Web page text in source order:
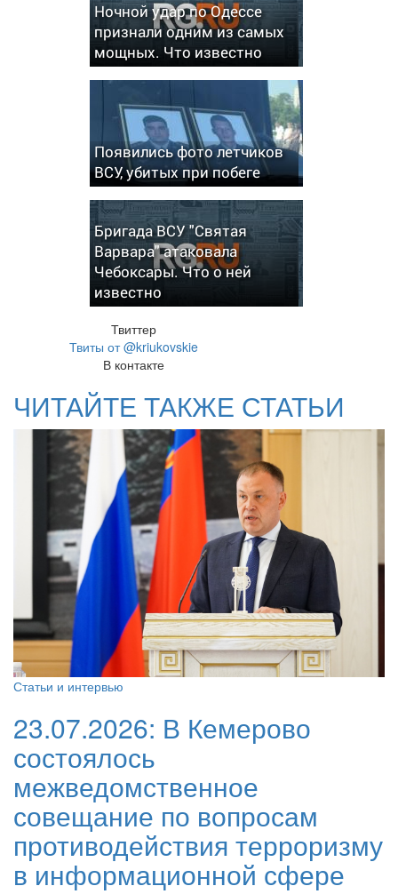
Ночной удар по Одессе
признали одним из самых
мощных. Что известно
Появились фото летчиков
ВСУ, убитых при побеге
Бригада ВСУ "Святая
Варвара" атаковала
Чебоксары. Что о ней
известно
Твиттер
Твиты от @kriukovskie
В контакте
ЧИТАЙТЕ ТАКЖЕ СТАТЬИ
Статьи и интервью
23.07.2026: В Кемерово
состоялось
межведомственное
совещание по вопросам
противодействия терроризму
в информационной сфере